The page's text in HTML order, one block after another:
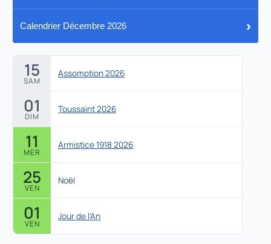
Calendrier Décembre 2026 ›
15
SAM
Assomption 2026
01
DIM
Toussaint 2026
11
MER
Armistice 1918 2026
25
VEN
Noël
01
VEN
Jour de l'An